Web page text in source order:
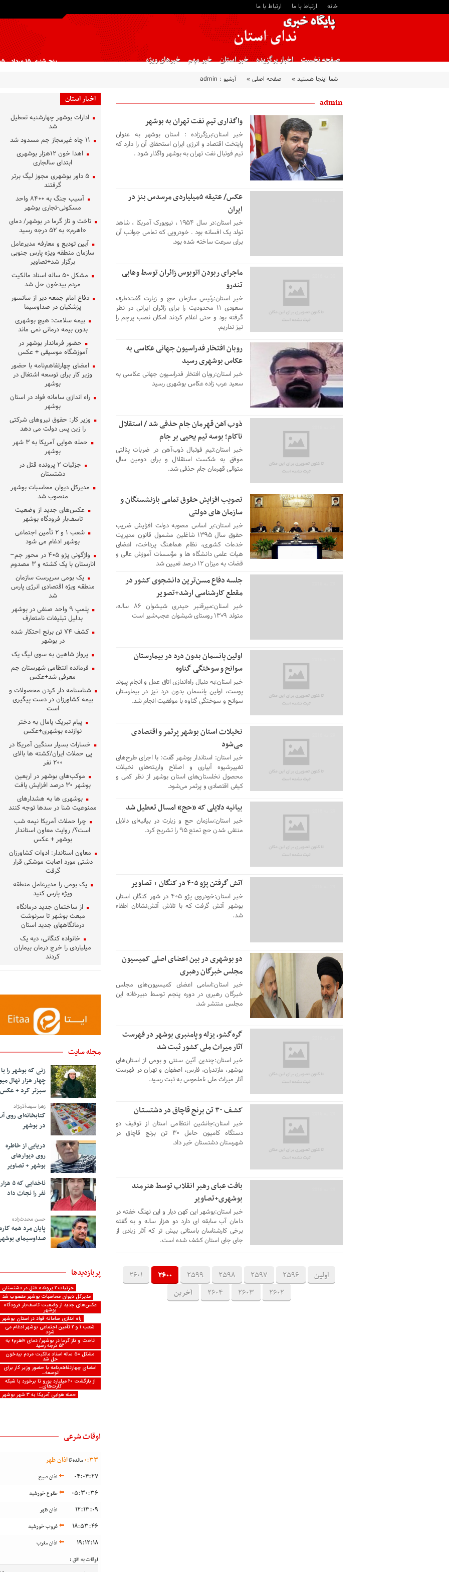
خانه ارتباط با ما ارتباط با ما
صفحه نخست اخبار برگزیده خبر استان خبر مهم خبرهای ویژه پنج شنبه, ۱۵ مرداد , ۱۴۰۵
شما اینجا هستید » صفحه اصلی » آرشیو : admin
admin
واگذاری تیم نفت تهران به بوشهر
خبر استان:برزگرزاده : استان بوشهر به عنوان
پایتخت اقتصاد و انرژی ایران استحقاق آن را دارد که
تیم فوتبال نفت تهران به بوشهر واگذار شود .
عکس/ عتیقه ۵میلیاردی مرسدس بنز در
ایران
خبر استان:در سال ۱۹۵۴ ، نیویورک آمریکا ، شاهد
تولد یک افسانه بود . خودرویی که تمامی جوانب آن
برای سرعت ساخته شده بود.
ماجرای ربودن اتوبوس زائران توسط وهابی
تندرو
خبر استان:رئیس سازمان حج و زیارت گفت:طرف
سعودی ۱۱ محدودیت را برای زائران ایرانی در نظر
گرفته بود و حتی اعلام کردند امکان نصب پرچم را
نیز نداریم.
30 مه 2016
روبان افتخار فدراسیون جهانی عکاسی به
عکاس بوشهری رسید
خبر استان:روبان افتخار فدراسیون جهانی عکاسی به
سعید عرب زاده عکاس بوشهری رسید
ذوب آهن قهرمان جام حذفی شد / استقلال
ناکام؛ بوسه تیم یحیی بر جام
خبر استان:تیم فوتبال ذوب‌‌آهن در ضربات پنالتی
موفق به شکست استقلال و برای دومین سال
متوالی قهرمان جام حذفی شد.
29 مه 2016
تصویب افزایش حقوق تمامی بازنشستگان و
سازمان های دولتی
خبر استان:بر اساس مصوبه دولت افزایش ضریب
حقوق سال ۱۳۹۵ شاغلین مشمول قانون مدیریت
خدمات کشوری، نظام هماهنگ پرداخت، اعضای
هیات علمی دانشگاه ها و مؤسسات آموزش عالی و
قضات به میزان ۱۲ درصد تعیین شد
جلسه دفاع مسن‌ترین دانشجوی کشور در
مقطع کارشناسی ارشد+تصویر
خبر استان:میرقنبر حیدری شیشوان ۸۶ ساله،
متولد ۱۳۰۹ روستای شیشوان عجب‌شیر است
اولین پانسمان بدون درد در بیمارستان
سوانح و سوختگی گناوه
خبر استان:به دنبال راه‌اندازی اتاق عمل و انجام پیوند
پوست، اولین پانسمان بدون درد نیز در بیمارستان
سوانح و سوختگی گناوه با موفقیت انجام شد.
نخیلات استان بوشهر پرثمر و اقتصادی
می‌شود
خبر استان: استاندار بوشهر گفت: با اجرای طرح‌های
تغییرشیوه آبیاری و اصلاح واریته‌های نخیلات
محصول نخلستان‌های استان بوشهر از نظر کمی و
کیفی اقتصادی و پرثمر می‌شود.
بیانیه دلایلی که «حج» امسال تعطیل شد
خبر استان:سازمان حج و زیارت در بیانیه‌ای دلایل
منتفی شدن حج تمتع ۹۵ را تشریح کرد.
آتش گرفتن پژو ۴۰۵ در کنگان + تصاویر
خبر استان:خودروی پژو ۴۰۵ در شهر کنگان استان
بوشهر آتش گرفت که با تلاش آتش‌نشانان اطفاء
شد.
29 مه 2016
دو بوشهری در بین اعضای اصلی کمیسیون
مجلس خبرگان رهبری
خبر استان:اسامی اعضای کمیسیون‌های مجلس
خبرگان رهبری در دوره پنجم توسط دبیرخانه این
مجلس منتشر شد.
گره‌گشو، یزله و پامنبری بوشهر در فهرست
آثار میراث ملی کشور ثبت شد
خبر استان:چندین آئین سنتی و بومی از استان‌های
بوشهر، مازندران، فارس، اصفهان و تهران در فهرست
آثار میراث ملی ناملموس به ثبت رسید.
کشـف ۳۰ تن برنج قاچاق در دشتستـان
خبر استان:جانشین انتظامی استان از توقیف دو
دستگاه کامیون حامل ۳۰ تن برنج قاچاق در
شهرستان دشتستان خبر داد.
بافت عبای رهبر انقلاب توسط هنرمند
بوشهری+تصاویر
خبر استان:بوشهر این کهن دیار و این نهنگ خفته در
دامان آب سابقه ای دارد دو هزار ساله و به گفته
برخی کارشناسان باستانی بیش تر که آثار زیادی از
جای جای استان کشف شده است.
اولین 2596
2597
2598
2599
2600
2601
2602
2603
2604 آخرین
اخبار استان
ادارات بوشهر چهارشنبه تعطیل
شد
اهدا خون ۱۲هزار بوشهری
ابتدای سالجاری
۵ داور بوشهری مجوز لیگ برتر
گرفتند
آسیب جنگ به ۸۴۰۰ واحد
مسکونی-تجاری بوشهر
تاخت و تاز گرما در بوشهر/ دمای
«اهرم» به ۵۲ درجه رسید
آیین تودیع و معارفه مدیرعامل
سازمان منطقه ویژه پارس جنوبی
برگزار شد+تصاویر
مشکل ۵۰ ساله اسناد مالکیت
مردم بیدخون حل شد
دفاع امام جمعه دیر از سانسور
پزشکیان در صداوسیما
بیمه سلامت: هیچ بوشهری
بدون بیمه درمانی نمی ماند
حضور فرماندار بوشهر در
آموزشگاه موسیقی + عکس
امضای چهارتفاهم‌نامه با حضور
وزیر کار برای توسعه اشتغال در
بوشهر
راه اندازی سامانه فواد در استان
بوشهر
وزیر کار: حقوق نیروهای شرکتی
را زین پس دولت می دهد
حمله هوایی آمریکا به ۳ شهر
بوشهر
جزئیات ۲ پرونده قتل در
دشتستان
مدیرکل دیوان محاسبات بوشهر
منصوب شد
عکس‌های جدید از وضعیت
تاسف‌بار فرودگاه بوشهر
شعب ۱ و ۲ تأمین اجتماعی
بوشهر ادغام می شود
واژگونی پژو ۴۰۵ در محور جم–
انارستان با یک کشته و ۳ مصدوم
یک بومی سرپرست سازمان
منطقه ویژه اقتصادی انرژی پارس
شد
پلمپ ۹ واحد صنفی در بوشهر
بدلیل تبلیغات نامتعارف
کشف ۷۴ تن برنج احتکار شده
در بوشهر
پرواز شاهین به سوی لیگ یک
فرمانده انتظامی شهرستان جم
معرفی شد+عکس
شناسنامه دار کردن محصولات و
بیمه کشاورزان در دست پیگیری
است
پیام تبریک یامال به دختر
نوازنده بوشهری+عکس
خسارات بسیار سنگین آمریکا در
پی حملات ایران/کشته ها بالای
۲۰۰ نفر
موکب‌های بوشهر در اربعین
بوشهر ۳۰ درصد افزایش یافت
بوشهری ها به هشدارهای
ممنوعیت شنا در سدها توجه کنند
چرا حملات آمریکا نیمه شب
است؟/ روایت معاون استاندار
بوشهر + عکس
معاون استاندار: ادوات کشاورزان
دشتی مورد اصابت موشکی قرار
گرفت
یک بومی را مدیرعامل منطقه
ویژه پارس کنید
از ساختمان جدید درمانگاه
مبعث بوشهر تا سرنوشت
درمانگاههای جدید استان
خانواده کنگانی، دیه یک
میلیاردی را خرج درمان بیماران
کردند
مجله سایت
زنی که بوشهر را با
چهار هزار نهال
سبزتر کرد + عکس
زهرا سیف‌آذرنژاد
کتابخانه‌ای روی
در بوشهر
دریایی از خاطره
روی دیوارهای
بوشهر + تصاویر
ناخدایی که ۵ هزار
نفر را نجات داد
حسن محدث‌زاده
پایان مرد همه
صداوسیمای
پربازدیدها
جزئیات ۲ پرونده قتل در دشتستان
مدیرکل دیوان محاسبات بوشهر منصوب شد
عکس‌های جدید از وضعیت تاسف‌بار فرودگاه
بوشهر
راه اندازی سامانه فواد در استان بوشهر
شعب ۱ و ۲ تأمین اجتماعی بوشهر ادغام می
شود
تاخت و تاز گرما در بوشهر/ دمای «اهرم» به
۵۲ درجه رسید
مشکل ۵۰ ساله اسناد مالکیت مردم بیدخون
حل شد
امضای چهارتفاهم‌نامه با حضور وزیر کار برای
توسعه…
از بازگشت ۲۰ میلیارد یورو تا برخورد با شبکه
کارت‌های…
حمله هوایی آمریکا به ۳ شهر بوشهر
اوقات شرعی
0:33 مانده تااذان ظهر
04:04:27
اذان صبح
05:30:36 طلوع خورشید
12:13:09 اذان ظهر
18:53:46 غروب خورشید
19:12:18
اذان مغرب
اوقات به افق :